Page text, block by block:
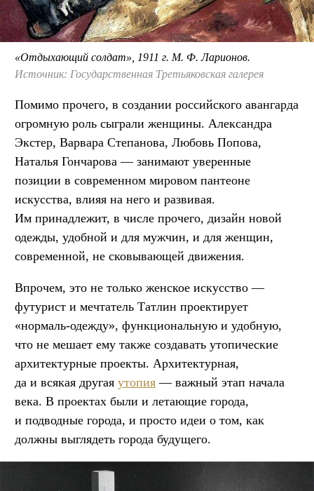
«Отдыхающий солдат», 1911 г. М. Ф. Ларионов.
Источник: Государственная Третьяковская галерея
Помимо прочего, в создании российского авангарда
огромную роль сыграли женщины. Александра
Экстер, Варвара Степанова, Любовь Попова,
Наталья Гончарова — занимают уверенные
позиции в современном мировом пантеоне
искусства, влияя на него и развивая.
Им принадлежит, в числе прочего, дизайн новой
одежды, удобной и для мужчин, и для женщин,
современной, не сковывающей движения.
Впрочем, это не только женское искусство —
футурист и мечтатель Татлин проектирует
«нормаль-одежду», функциональную и удобную,
что не мешает ему также создавать утопические
архитектурные проекты. Архитектурная,
да и всякая другая утопия — важный этап начала
века. В проектах были и летающие города,
и подводные города, и просто идеи о том, как
должны выглядеть города будущего.